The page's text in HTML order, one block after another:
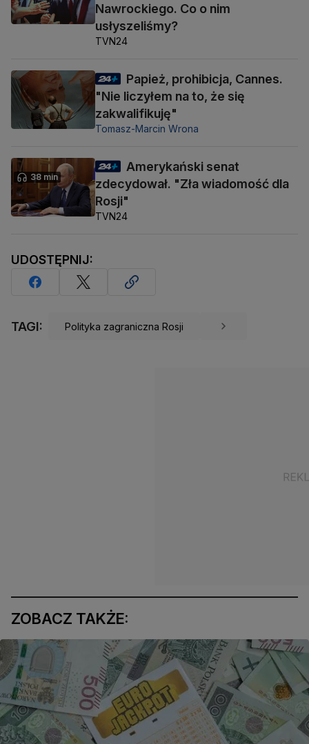
Nawrockiego. Co o nim
usłyszeliśmy?
TVN24
Papież, prohibicja, Cannes.
"Nie liczyłem na to, że się
zakwalifikuję"
Tomasz-Marcin Wrona
38 min
Amerykański senat
zdecydował. "Zła wiadomość dla
Rosji"
TVN24
UDOSTĘPNIJ:
TAGI: Polityka zagraniczna Rosji
ZOBACZ TAKŻE: